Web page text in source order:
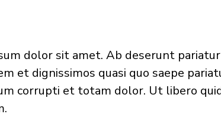
dolor sit amet. Ab deserunt
et dignissimos quasi quo saepe
corrupti et totam dolor. Ut libero